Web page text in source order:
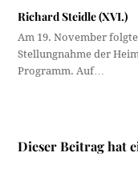
Richard Steidle (XVI.)
Am 19. November
Stellungnahme der
Programm. Auf…
Dieser Beitrag hat